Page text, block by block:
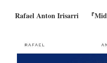
Rafael Anton Irisarri 『